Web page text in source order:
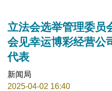
立法会选举管理委员
会见幸运博彩经营公
代表
新闻局
2025-04-02 16:40